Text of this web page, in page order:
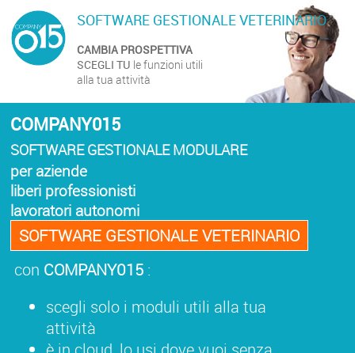
SOFTWARE GESTIONALE VETERINARIO
CAMBIA PROSPETTIVA
SCEGLI TU le funzioni utili
alla tua attività
COMPANY015
SOFTWARE GESTIONALE MODULARE
per aziende
liberi professionisti
lavoratori autonomi
SOFTWARE GESTIONALE VETERINARIO
con COMPANY015 :
scegli solo i moduli utili alla tua
attività